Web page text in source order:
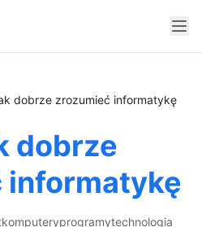
dobrze zrozumieć informatykę
dobrze
informatykę
komputeryprogramytechnologia